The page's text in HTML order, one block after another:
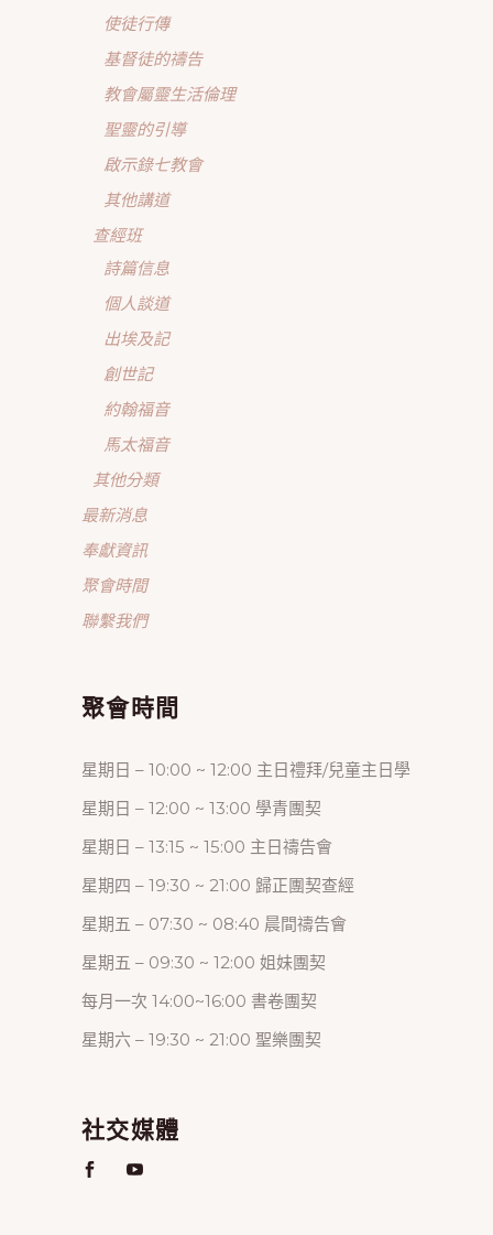
使徒行傳
基督徒的禱告
教會屬靈生活倫理
聖靈的引導
啟示錄七教會
其他講道
查經班
詩篇信息
個人談道
出埃及記
創世記
約翰福音
馬太福音
其他分類
最新消息
奉獻資訊
聚會時間
聯繫我們
聚會時間
星期日 – 10:00 ~ 12:00 主日禮拜/兒童主日學
星期日 – 12:00 ~ 13:00 學青團契
星期日 – 13:15 ~ 15:00 主日禱告會
星期四 – 19:30 ~ 21:00 歸正團契查經
星期五 – 07:30 ~ 08:40 晨間禱告會
星期五 – 09:30 ~ 12:00 姐妹團契
每月一次 14:00~16:00 書卷團契
星期六 – 19:30 ~ 21:00 聖樂團契
社交媒體